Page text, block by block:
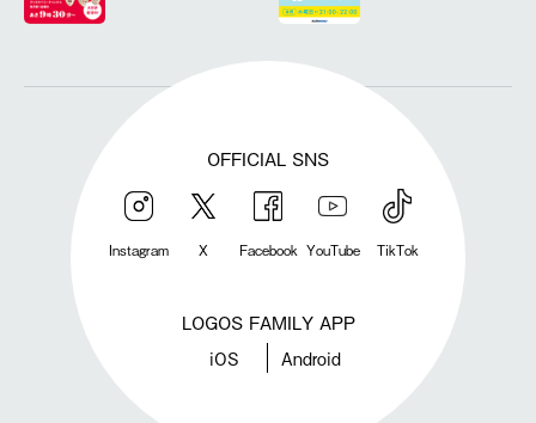
OFFICIAL SNS
Instagram X Facebook YouTube TikTok
LOGOS FAMILY APP
iOS Android